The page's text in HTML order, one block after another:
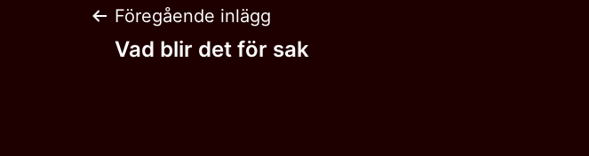
Inläggsnavigering
Föregående inlägg
Vad blir det för sak